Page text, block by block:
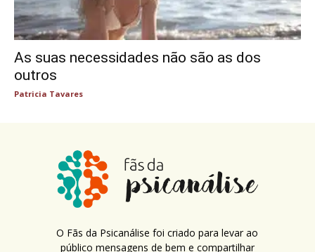
As suas necessidades não são as dos
outros
Patricia Tavares
O Fãs da Psicanálise foi criado para levar ao
público mensagens de bem e compartilhar